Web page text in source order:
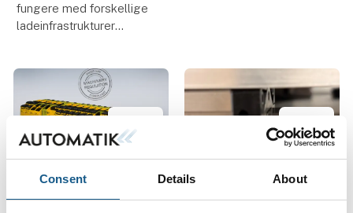
Consent Details About
fungere med forskellige
ladeinfrastrukturer
bruger Audi en innovativ
net-simulering, der er
realiseret med
automationssys
2 og kan udvides
fleksibelt med
yderligere sikkerh
30. juni 2026
26. juni 2026 | LINROX ApS
Non dripping in